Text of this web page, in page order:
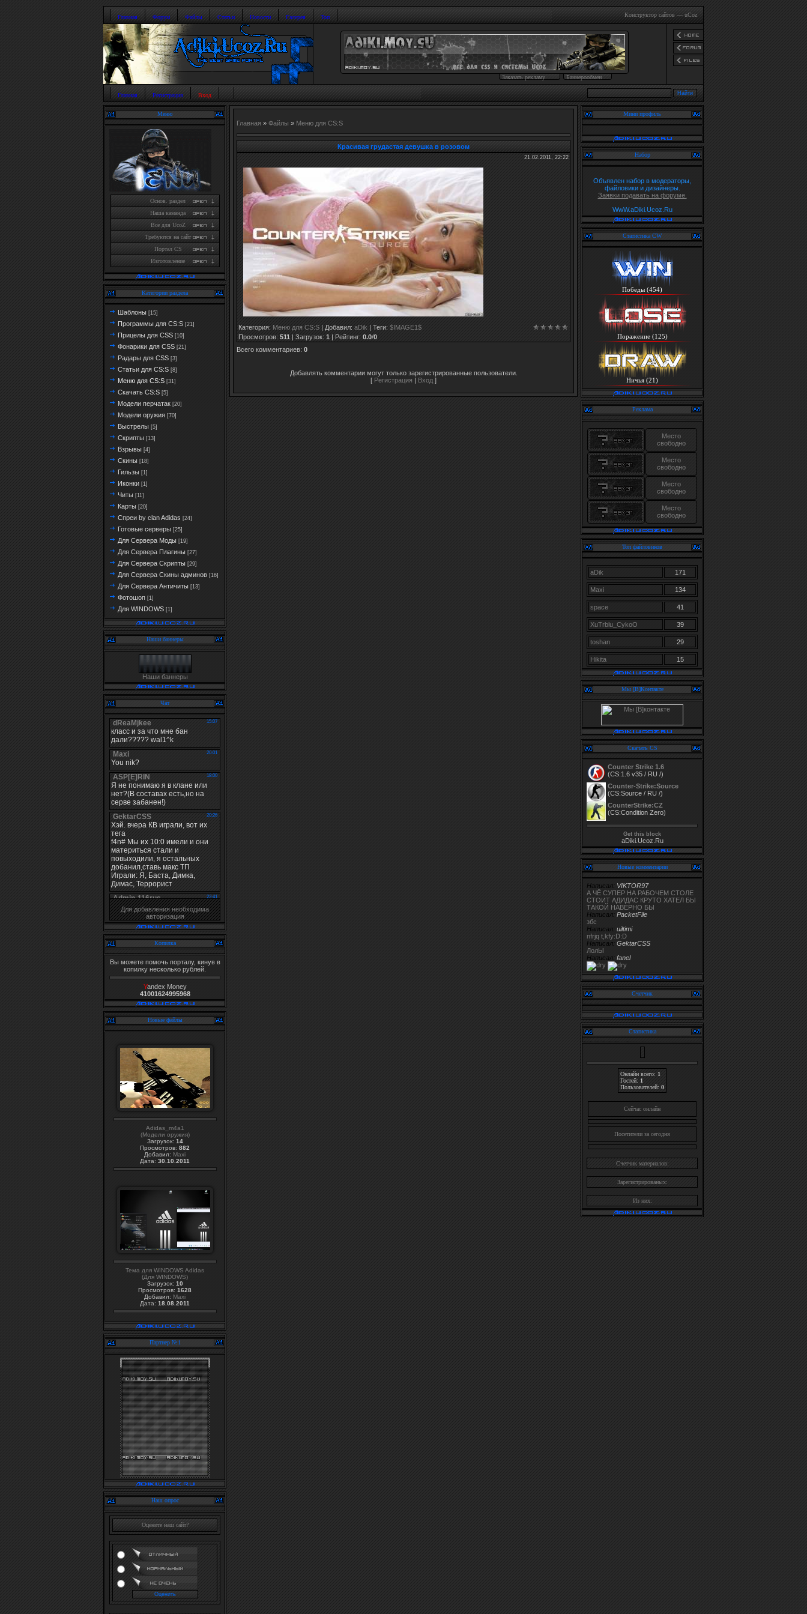
Главная Форум Файлы Статьи Новости Галерея Топ Конструктор сайтов — uCoz
Баннерообмен
Заказать рекламу
Главная Регистрация Вход
Меню
Основ. раздел
Наша каманда
Все для UcoZ
Требуются на сайт
Портал CS
Изготовление
Категории раздела
Шаблоны [15]
Программы для CS:S [21]
Прицелы для CSS [10]
Фонарики для CSS [21]
Радары для CSS [3]
Статьи для CS:S [8]
Меню для CS:S [31]
Скачать CS:S [5]
Модели перчатак [20]
Модели оружия [70]
Выстрелы [5]
Скрипты [13]
Взрывы [4]
Скины [18]
Гильзы [1]
Иконки [1]
Читы [11]
Карты [20]
Спреи by clan Adidas [24]
Готовые серверы [25]
Для Сервера Моды [19]
Для Сервера Плагины [27]
Для Сервера Скрипты [29]
Для Сервера Скины админов [16]
Для Сервера Античиты [13]
Фотошоп [1]
Для WINDOWS [1]
Наши баннеры
Наши баннеры
Чат
Для добавления необходима
авторизация
Копилка
Вы можете помочь порталу, кинув в
копилку несколько рублей.
Yandex Money
41001624995968
Новые файлы
Adidas_m4a1
(Модели оружия)
Загрузок: 14
Просмотров: 882
Добавил: Maxi
Дата: 30.10.2011
Тема для WINDOWS Adidas
(Для WINDOWS)
Загрузок: 10
Просмотров: 1628
Добавил: Maxi
Дата: 18.08.2011
Партнер №1
Наш опрос
Оцените наш сайт?
Главная » Файлы » Меню для CS:S
Красивая грудастая девушка в розовом
21.02.2011, 22:22
Категория: Меню для CS:S | Добавил: aDik | Теги: $IMAGE1$
Просмотров: 511 | Загрузок: 1 | Рейтинг: 0.0/0
Всего комментариев: 0
Добавлять комментарии могут только зарегистрированные пользователи.
[ Регистрация | Вход ]
Мини профиль
Набор
Объявлен набор в модераторы,
файловики и дизайнеры.
Заявки подавать на форуме.
WwW.aDiki.Ucoz.Ru
Статистика CW
Победы (454)
Поражение (125)
Ничья (21)
Реклама
Место
свободно
Место
свободно
Место
свободно
Место
свободно
Топ файловиков
aDik 171
Maxi 134
space 41
XuTrblu_CykoO 39
toshan 29
Hikita 15
Мы [В]Контакте
Скачать CS
Counter Strike 1.6
(CS:1.6 v35 / RU /)
Counter-Strike:Source
(CS:Source / RU /)
CounterStrike:CZ
(CS:Condition Zero)
Get this block
aDiki.Ucoz.Ru
Новые комментарии
Написал: VIKTOR97
А ЧЁ СУПЕР НА РАБОЧЕМ СТОЛЕ
СТОИТ АДИДАС КРУТО ХАТЕЛ БЫ
ТАКОЙ НАВЕРНО БЫ
Написал: PacketFile
збс
Написал: uiltimi
nfrjq t,kfy:D:D
Написал: GektarCSS
ЛолЫ
Написал: fanel
Счетчик
Статистика
Онлайн всего: 1
Гостей: 1
Пользователей: 0
Cейчас онлайн
Посетители за сегодня
Счетчик материалов:
Зарегистрированых:
Из них: